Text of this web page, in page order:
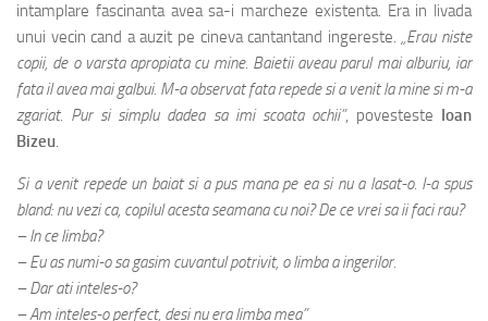
intamplare fascinanta avea sa-i marcheze existenta. Era in livada
unui vecin cand a auzit pe cineva cantantand ingereste. „Erau niste
copii, de o varsta apropiata cu mine. Baietii aveau parul mai alburiu, iar
fata il avea mai galbui. M-a observat fata repede si a venit la mine si m-a
zgariat. Pur si simplu dadea sa imi scoata ochii”, povesteste Ioan
Bizeu.
Si a venit repede un baiat si a pus mana pe ea si nu a lasat-o. I-a spus
bland: nu vezi ca, copilul acesta seamana cu noi? De ce vrei sa ii faci rau?
– In ce limba?
– Eu as numi-o sa gasim cuvantul potrivit, o limba a ingerilor.
– Dar ati inteles-o?
– Am inteles-o perfect, desi nu era limba mea”